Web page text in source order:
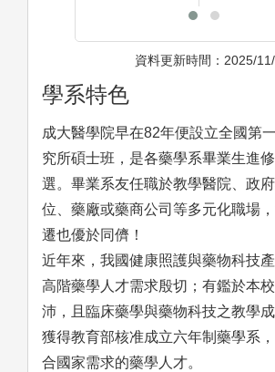
資料更新時間：2025/
學系特色
成大醫學院早在82年便設立全國第
究所碩士班，是各藥學系畢業生進
選。畢業系友任職於教學醫院、政
位、藥廠或藥商公司等多元化職場
遷也優於同儕！
近年來，我國健康照護與藥物科技
高階藥學人才需求殷切；有鑑於本
沛，且臨床藥學與藥物科技之教學
獲得教育部核准成立六年制藥學系
合國家需求的藥學人才。